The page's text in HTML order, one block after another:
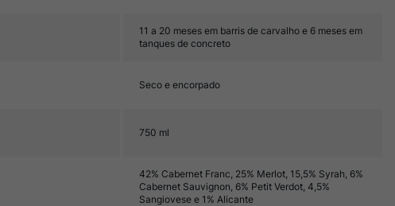
11 a 20 meses em barris de carvalho e 6 meses em
tanques de concreto
Seco e encorpado
750 ml
42% Cabernet Franc, 25% Merlot, 15,5% Syrah, 6%
Cabernet Sauvignon, 6% Petit Verdot, 4,5%
Sangiovese e 1% Alicante